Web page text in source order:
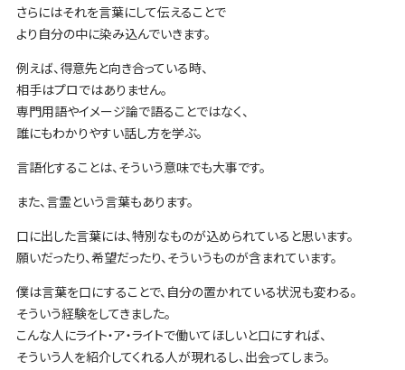
さらにはそれを言葉にして伝えることで
より自分の中に染み込んでいきます。
例えば、得意先と向き合っている時、
相手はプロではありません。
専門用語やイメージ論で語ることではなく、
誰にもわかりやすい話し方を学ぶ。
言語化することは、そういう意味でも大事です。
また、言霊という言葉もあります。
口に出した言葉には、特別なものが込められていると思います。
願いだったり、希望だったり、そういうものが含まれています。
僕は言葉を口にすることで、自分の置かれている状況も変わる。
そういう経験をしてきました。
こんな人にライト・ア・ライトで働いてほしいと口にすれば、
そういう人を紹介してくれる人が現れるし、出会ってしまう。